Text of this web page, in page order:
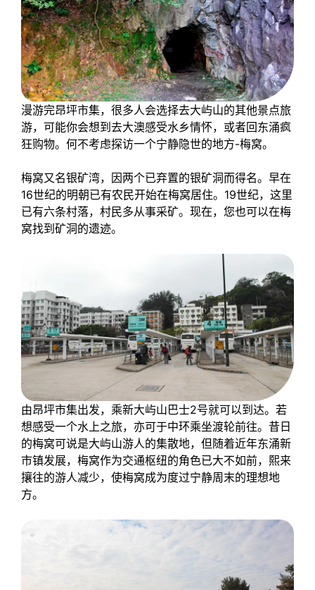
漫游完昂坪市集，很多人会选择去大屿山的其他景点旅
游，可能你会想到去大澳感受水乡情怀，或者回东涌疯
狂购物。何不考虑探访一个宁静隐世的地方-梅窝。
梅窝又名银矿湾，因两个已弃置的银矿洞而得名。早在
16世纪的明朝已有农民开始在梅窝居住。19世纪，这里
已有六条村落，村民多从事采矿。现在，您也可以在梅
窝找到矿洞的遗迹。
由昂坪市集出发，乘新大屿山巴士2号就可以到达。若
想感受一个水上之旅，亦可于中环乘坐渡轮前往。昔日
的梅窝可说是大屿山游人的集散地，但随着近年东涌新
市镇发展，梅窝作为交通枢纽的角色已大不如前，熙来
攘往的游人减少，使梅窝成为度过宁静周末的理想地
方。